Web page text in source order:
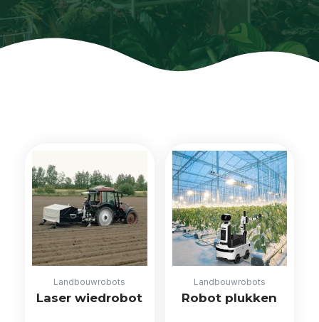
Landbouwrobots
Laser wiedrobot
Landbouwrobots
Robot plukken